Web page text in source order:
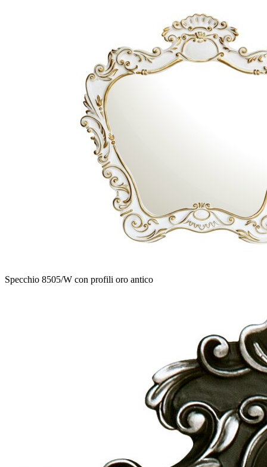
Specchio 8505/W con profili oro antico